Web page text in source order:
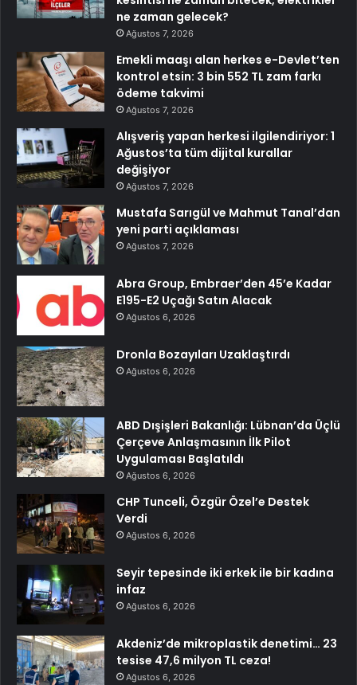
ne zaman gelecek?
Ağustos 7, 2026
Emekli maaşı alan herkes e-Devlet’ten
kontrol etsin: 3 bin 552 TL zam farkı
ödeme takvimi
Ağustos 7, 2026
Alışveriş yapan herkesi ilgilendiriyor: 1
Ağustos’ta tüm dijital kurallar
değişiyor
Ağustos 7, 2026
Mustafa Sarıgül ve Mahmut Tanal’dan
yeni parti açıklaması
Ağustos 7, 2026
Abra Group, Embraer’den 45’e Kadar
E195-E2 Uçağı Satın Alacak
Ağustos 6, 2026
Dronla Bozayıları Uzaklaştırdı
Ağustos 6, 2026
ABD Dışişleri Bakanlığı: Lübnan’da Üçlü
Çerçeve Anlaşmasının İlk Pilot
Uygulaması Başlatıldı
Ağustos 6, 2026
CHP Tunceli, Özgür Özel’e Destek
Verdi
Ağustos 6, 2026
Seyir tepesinde iki erkek ile bir kadına
infaz
Ağustos 6, 2026
Akdeniz’de mikroplastik denetimi… 23
tesise 47,6 milyon TL ceza!
Ağustos 6, 2026